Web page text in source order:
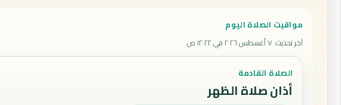
مواقيت الصلاة اليوم
آخر تحديث:٧ أغسطس ٢٠٢٦ في ١٢:٢٢ ص
الصلاة القادمة
أذان صلاة الظهر